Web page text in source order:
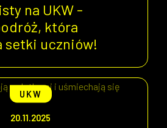
na UKW -
która
setki uczniów!
UKW
20.11.2025